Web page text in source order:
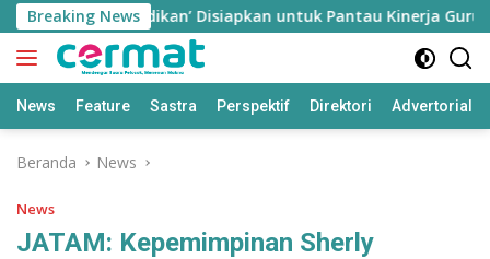
Langsung
ke
konten
Breaking News
Pendidikan’ Disiapkan untuk Pantau Kinerja Guru di Taliabu
News Feature Sastra Perspektif Direktori Advertorial
Beranda News
News
JATAM: Kepemimpinan Sherly